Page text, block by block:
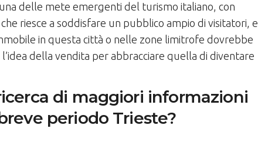
delle mete emergenti del turismo italiano, con
riesce a soddisfare un pubblico ampio di visitatori, e
in questa città o nelle zone limitrofe dovrebbe
della vendita per abbracciare quella di diventare
di maggiori informazioni
periodo Trieste?